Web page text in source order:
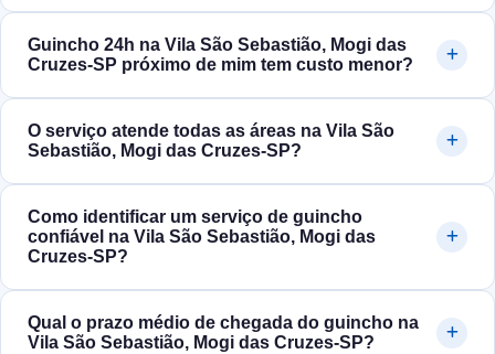
Guincho 24h na Vila São Sebastião, Mogi das
Cruzes‑SP próximo de mim tem custo menor?
O serviço atende todas as áreas na Vila São
Sebastião, Mogi das Cruzes‑SP?
Como identificar um serviço de guincho
confiável na Vila São Sebastião, Mogi das
Cruzes‑SP?
Qual o prazo médio de chegada do guincho na
Vila São Sebastião, Mogi das Cruzes‑SP?